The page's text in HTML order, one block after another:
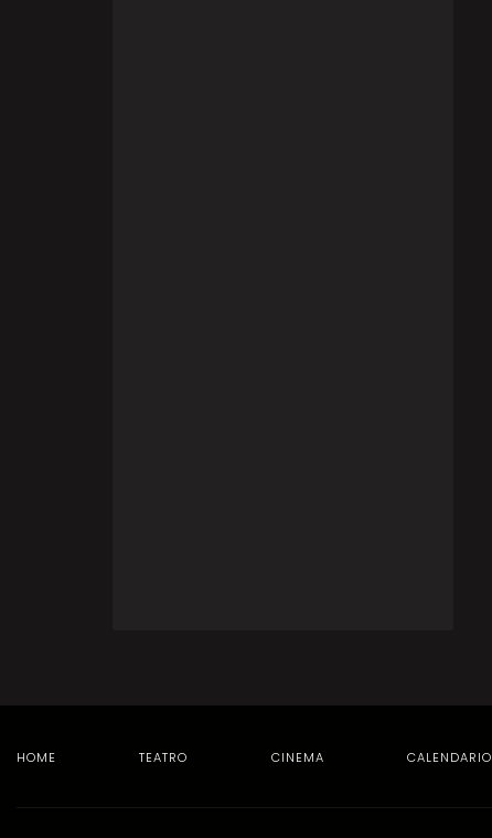
HOME TEATRO CINEMA CALENDARIO